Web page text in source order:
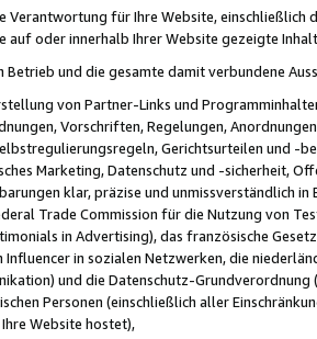
Verantwortung für Ihre Website,
auf oder innerhalb Ihrer Website gezeigte
Betrieb und die gesamte damit verbundene
von Partner-Links und
Vorschriften, Regelungen,
Gerichtsurteilen und -
Marketing, Datenschutz und -sicherheit,
klar, präzise und unmissverständlich
Trade Commission für die Nutzung von
in Advertising), das französische
Influencer in sozialen Netzwerken, die
und die Datenschutz-
Personen (einschließlich aller
Website hostet),